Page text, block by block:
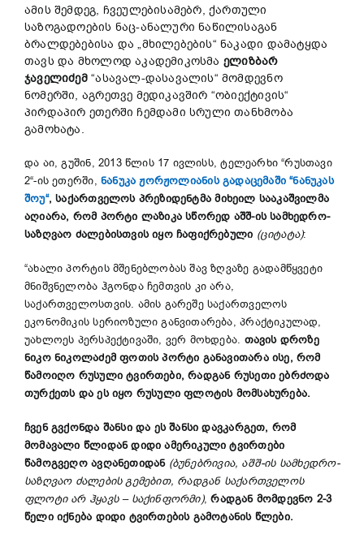
ამის შემდეგ, ჩვეულებისამებრ, ქართული
საზოგადოების ნაც-ანალური ნაწილისაგან
ბრალდებებისა და „მხილებების“ ნაკადი დამატყდა
თავს და მხოლოდ აკადემიკოსმა ელიზბარ
ჯაველიძემ“ასავალ-დასავალის“ მომდევნო
ნომერში, აგრეთვე მედიკავშირ “ობიექტივის“
პირდაპირ ეთერში ჩემდამი სრული თანხმობა
გამოხატა.
და აი, გუშინ, 2013 წლის 17 ივლისს, ტელეარხი “რუსთავი
2“-ის ეთერში, ნანუკა ჟორჟოლიანის გადაცემაში “ნანუკას
შოუ“, საქართველოს პრეზიდენტმა მიხეილ სააკაშვილმა
აღიარა, რომ პორტი ლაზიკა სწორედ აშშ-ის სამხედრო-
საზღვაო ძალებისთვის იყო ჩაფიქრებული (ციტატა):
“ახალი პორტის მშენებლობას შავ ზღვაზე გადამწყვეტი
მნიშვნელობა ჰგონდა ჩემთვის კი არა,
საქართველოსთვის. ამის გარეშე საქართველოს
ეკონომიკის სერიოზული განვითარება, პრაქტიკულად,
უახლოეს პერსპექტივაში, ვერ მოხდება. თავის დროზე
ნიკო ნიკოლაძემ ფოთის პორტი განავითარა ისე, რომ
წამოიღო რუსული ტვირთები, რადგან რუსეთი ებრძოდა
თურქეთს და ეს იყო რუსული ფლოტის მომსახურება.
ჩვენ გვქონდა შანსი და ეს შანსი დავკარგეთ, რომ
მომავალი წლიდან დიდი ამერიკული ტვირთები
წამოგვეღო ავღანეთიდან (ბუნებრივია, აშშ-ის სამხედრო-
საზღვაო ძალების გემებით, რადგან საქართველოს
ფლოტი არ ჰყავს – საქინფორმი),რადგან მომდევნო 2-3
წელი იქნება დიდი ტვირთების გამოტანის წლები.